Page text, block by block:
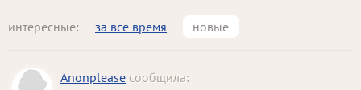
интересные: за всё время новые
Anonplease сообщила: